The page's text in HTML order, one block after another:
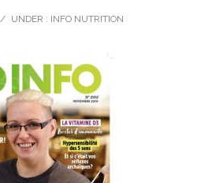
/ UNDER : INFO NUTRITION